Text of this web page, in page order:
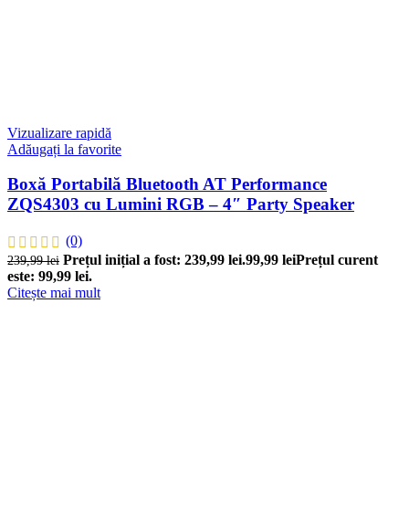
Vizualizare rapidă
Adăugați la favorite
Boxă Portabilă Bluetooth AT Performance
ZQS4303 cu Lumini RGB – 4″ Party Speaker
(0)
239,99lei Prețul inițial a fost: 239,99 lei.99,99 leiPrețul curent
este: 99,99 lei.
Citește mai mult